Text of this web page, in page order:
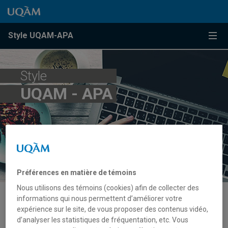
Passer au contenu
Accéder au menu principal
Accéder à la recherche
Passer au contenu
Accéder au menu principal
Style UQAM-APA
Style
UQAM - APA
Règles par type de ressource
Préférences en matière de témoins
Nous utilisons des témoins (cookies) afin de collecter des
informations qui nous permettent d’améliorer votre
expérience sur le site, de vous proposer des contenus vidéo,
d’analyser les statistiques de fréquentation, etc. Vous